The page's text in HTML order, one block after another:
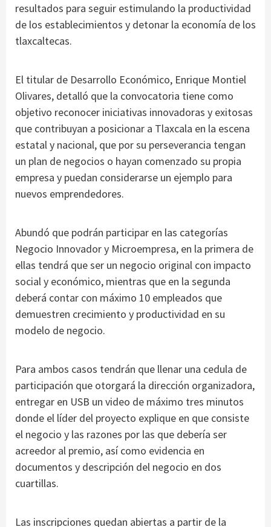
resultados para seguir estimulando la productividad
de los establecimientos y detonar la economía de los
tlaxcaltecas.
El titular de Desarrollo Económico, Enrique Montiel
Olivares, detalló que la convocatoria tiene como
objetivo reconocer iniciativas innovadoras y exitosas
que contribuyan a posicionar a Tlaxcala en la escena
estatal y nacional, que por su perseverancia tengan
un plan de negocios o hayan comenzado su propia
empresa y puedan considerarse un ejemplo para
nuevos emprendedores.
Abundó que podrán participar en las categorías
Negocio Innovador y Microempresa, en la primera de
ellas tendrá que ser un negocio original con impacto
social y económico, mientras que en la segunda
deberá contar con máximo 10 empleados que
demuestren crecimiento y productividad en su
modelo de negocio.
Para ambos casos tendrán que llenar una cedula de
participación que otorgará la dirección organizadora,
entregar en USB un video de máximo tres minutos
donde el líder del proyecto explique en que consiste
el negocio y las razones por las que debería ser
acreedor al premio, así como evidencia en
documentos y descripción del negocio en dos
cuartillas.
Las inscripciones quedan abiertas a partir de la